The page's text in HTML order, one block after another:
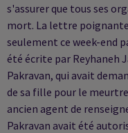
s'assurer que tous ses
mort. La lettre
seulement ce week-end
été écrite par Reyhaneh
Pakravan, qui avait
de sa fille pour le
ancien agent de
Pakravan avait été